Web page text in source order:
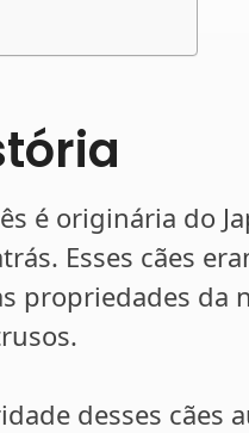
é originária do
Esses cães
propriedades da
desses cães